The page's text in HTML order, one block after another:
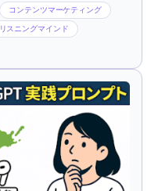
コンテンツマーケティング
リスニングマインド